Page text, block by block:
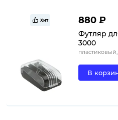
Хит 880 ₽
Футляр
3000
В